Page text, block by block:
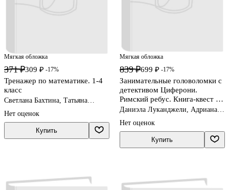
Мягкая обложка
371 ₽309 ₽ -17%
Тренажер по математике. 1-4
класс
Светлана Бахтина, Татьяна
Нет оценок
Купить
Мягкая обложка
839 ₽699 ₽ -17%
Занимательные головоломки с
детективом Циферони.
Римский ребус. Книга-квест с
наклейками
Даниэла Луканджели, Адриана
Нет оценок
Купить